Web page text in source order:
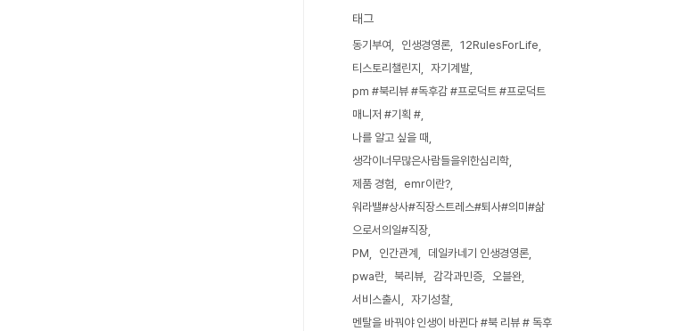
태그
동기부여 인생경영론
12RulesForLife
티스토리챌린지
자기계발
pm #북리뷰 #독후감 #프로덕트 #프로덕트
매니저 #기획 #
나를 알고 싶을 때
생각이너무많은사람들을위한심리학
제품 경험
emr이란?
워라밸#상사#직장스트레스#퇴사#의미#삶
으로서의일#직장
PM
인간관계
데일카네기 인생경영론
pwa란
북리뷰 감각과민증
오블완
서비스출시
자기성찰
멘탈을 바꿔야 인생이 바뀐다 #북 리뷰 # 독후